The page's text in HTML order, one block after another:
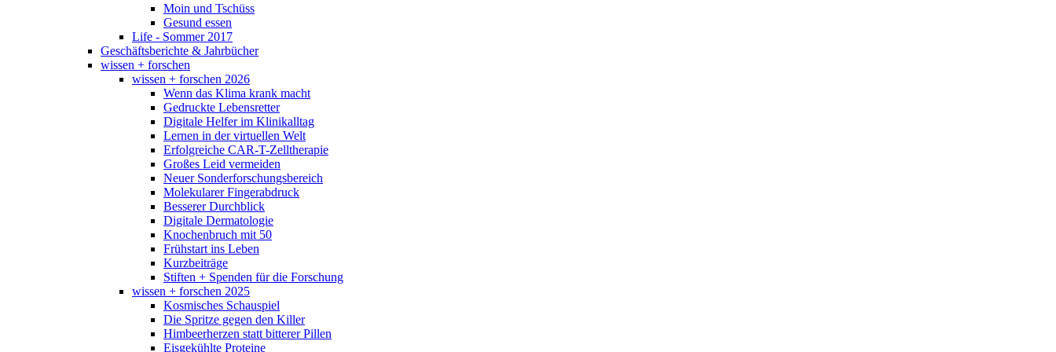
Moin und Tschüss
Gesund essen
Life - Sommer 2017
Geschäftsberichte & Jahrbücher
wissen + forschen
wissen + forschen 2026
Wenn das Klima krank macht
Gedruckte Lebensretter
Digitale Helfer im Klinikalltag
Lernen in der virtuellen Welt
Erfolgreiche CAR-T-Zelltherapie
Großes Leid vermeiden
Neuer Sonderforschungsbereich
Molekularer Fingerabdruck
Besserer Durchblick
Digitale Dermatologie
Knochenbruch mit 50
Frühstart ins Leben
Kurzbeiträge
Stiften + Spenden für die Forschung
wissen + forschen 2025
Kosmisches Schauspiel
Die Spritze gegen den Killer
Himbeerherzen statt bitterer Pillen
Eisgekühlte Proteine